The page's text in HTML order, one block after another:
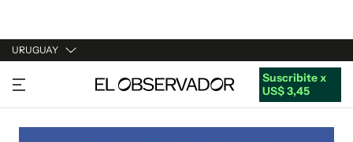
URUGUAY
URUGUAY
ARGENTINA
Suscribite x
US$ 3,45